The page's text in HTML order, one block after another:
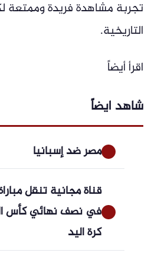
تجربة مشاهدة فريدة وممتعة
التاريخية.
اقرأ أيضاً
شاهد ايضاً
مصر ضد إسبانيا
قناة مجانية تنقل
في نصف نهائي كأس
كرة اليد